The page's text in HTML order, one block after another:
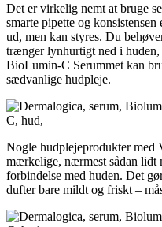
Det er virkelig nemt at bruge
smarte pipette og
ud, men kan styres. Du
trænger lynhurtigt ned i
BioLumin-C Serummet kan
sædvanlige hudpleje.
Nogle hudplejeprodukter med
mærkelige, nærmest sådan lidt
forbindelse med huden. Det
dufter bare mildt og friskt –